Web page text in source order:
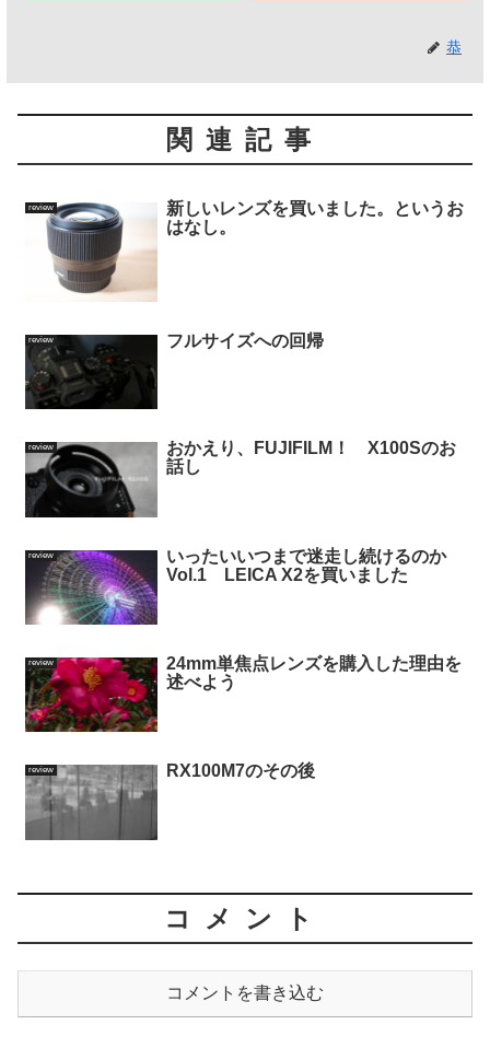
恭
関連記事
review
新しいレンズを買いました。というお
はなし。
review フルサイズへの回帰
review
おかえり、FUJIFILM！ X100Sのお
話し
review
いったいいつまで迷走し続けるのか
Vol.1 LEICA X2を買いました
review
24mm単焦点レンズを購入した理由を
述べよう
review RX100M7のその後
コメント
コメントを書き込む